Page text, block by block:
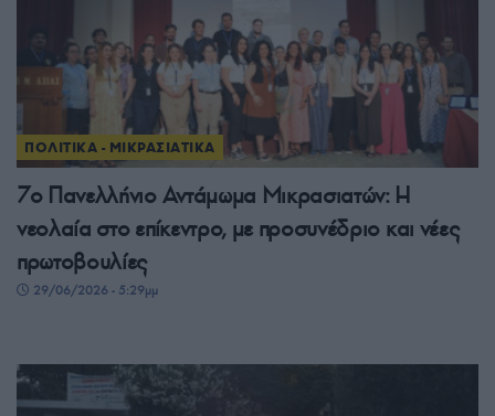
ΠΟΛΙΤΙΚΑ - ΜΙΚΡΑΣΙΑΤΙΚΑ
7ο Πανελλήνιο Αντάμωμα Μικρασιατών: Η
νεολαία στο επίκεντρο, με προσυνέδριο και νέες
πρωτοβουλίες
29/06/2026 - 5:29μμ